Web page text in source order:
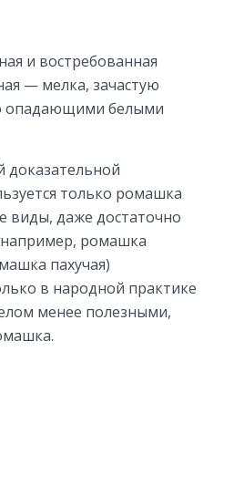
и востребованная
— мелка, зачастую
опадающими белыми
доказательной
только ромашка
виды, даже достаточно
например, ромашка
пахучая)
в народной практике
менее полезными,